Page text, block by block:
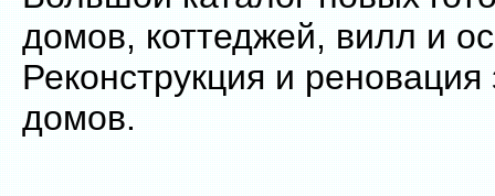
домов, коттеджей, вилл и
Реконструкция и реновация
домов.